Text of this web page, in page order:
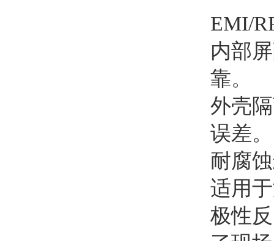
EMI/
内部
靠。
外壳
误差。
耐腐
适用
极性